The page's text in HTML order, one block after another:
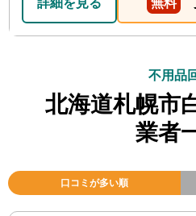
不用品
北海道札幌市
業者
口コミが多い順